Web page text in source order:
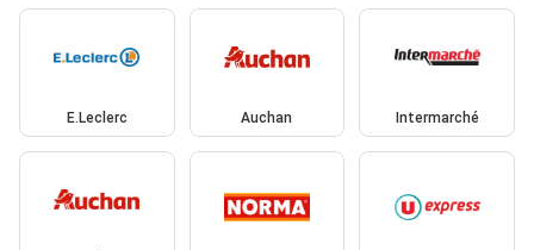
E.Leclerc Auchan Intermarché